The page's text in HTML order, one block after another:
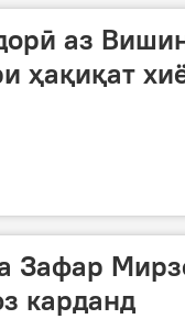
аз
ҳақиқат
Зафар
карданд